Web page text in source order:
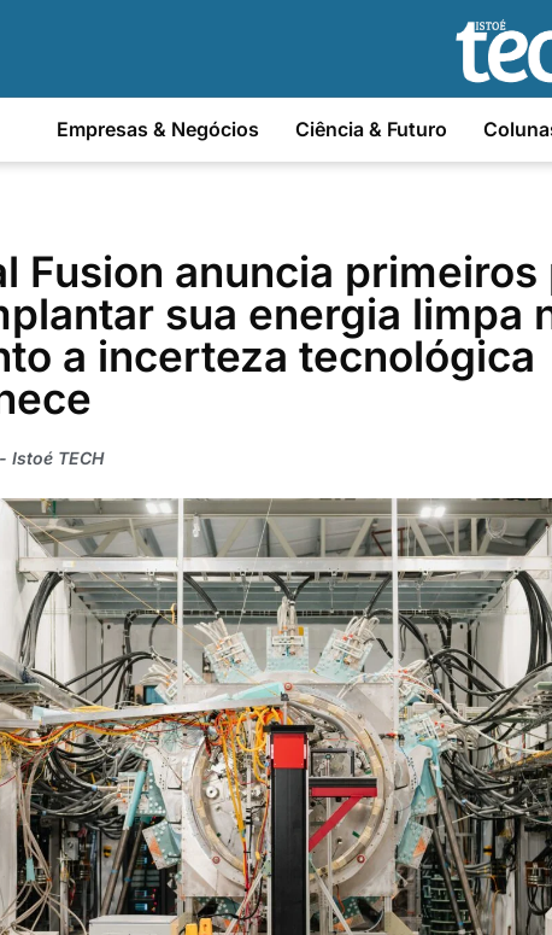
Empresas & Negócios Ciência & Futuro
Fusion anuncia primeiros
sua energia limpa
a incerteza tecnológica
Istoé TECH